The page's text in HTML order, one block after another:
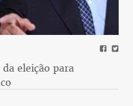
eleição para